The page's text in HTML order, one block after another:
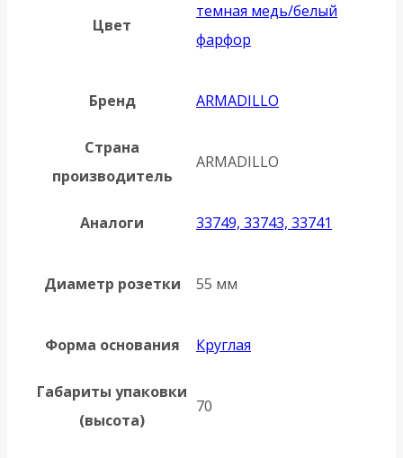
Цвет
темная медь/белый
фарфор
Бренд ARMADILLO
Страна
производитель
ARMADILLO
Аналоги 33749, 33743, 33741
Диаметр розетки 55 мм
Форма основания Круглая
Габариты упаковки
(высота)
70